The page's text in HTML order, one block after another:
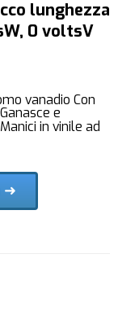
lunghezza
0 voltsV
vanadio Con
e
in vinile ad
➜